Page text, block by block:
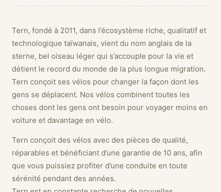
Tern, fondé à 2011, dans l’écosystème riche, qualitatif et
technologique taïwanais, vient du nom anglais de la
sterne, bel oiseau léger qui s’accouple pour la vie et
détient le record du monde de la plus longue migration.
Tern conçoit ses vélos pour changer la façon dont les
gens se déplacent. Nos vélos combinent toutes les
choses dont les gens ont besoin pour voyager moins en
voiture et davantage en vélo.
Tern conçoit des vélos avec des pièces de qualité,
réparables et bénéficiant d’une garantie de 10 ans, afin
que vous puissiez profiter d’une conduite en toute
sérénité pendant des années.